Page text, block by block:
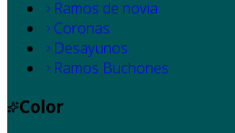
Ramos de novia
Coronas
Desayunos
Ramos Buchones
Color